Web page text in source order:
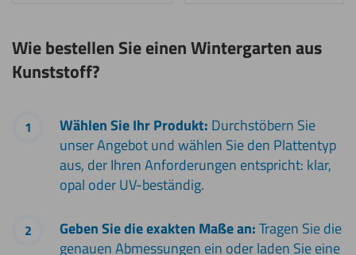
Wie bestellen Sie einen Wintergarten aus
Kunststoff?
Wählen Sie Ihr Produkt: Durchstöbern Sie
unser Angebot und wählen Sie den Plattentyp
aus, der Ihren Anforderungen entspricht: klar,
opal oder UV-beständig.
Geben Sie die exakten Maße an:Tragen Sie die
genauen Abmessungen ein oder laden Sie eine